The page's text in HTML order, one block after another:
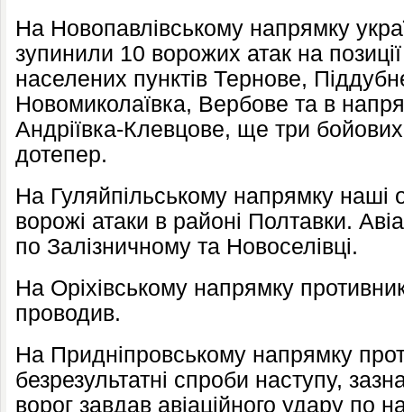
На Новопавлівському напрямку
зупинили 10 ворожих атак на
населених пунктів Тернове,
Новомиколаївка, Вербове та в
Андріївка-Клевцове, ще три
дотепер.
На Гуляйпільському напрямку наші
ворожі атаки в районі Полтавки.
по Залізничному та Новоселівці.
На Оріхівському напрямку
проводив.
На Придніпровському напрямку
безрезультатні спроби наступу,
ворог завдав авіаційного удару по